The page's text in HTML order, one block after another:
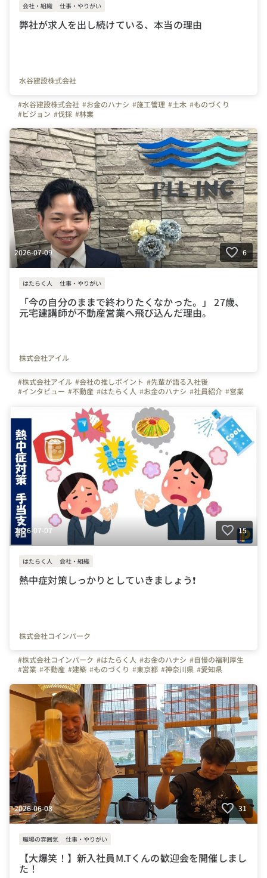
会社・組織 仕事・やりがい
弊社が求人を出し続けている、本当の理由
水谷建設株式会社
#水谷建設株式会社 #お金のハナシ #施工管理 #土木 #ものづくり
#ビジョン #伐採 #林業
2026-07-09 6
はたらく人 仕事・やりがい
「今の自分のままで終わりたくなかった。」 27歳、
元宅建講師が不動産営業へ飛び込んだ理由。
株式会社アイル
#株式会社アイル #会社の推しポイント #先輩が語る入社後
#インタビュー #不動産 #はたらく人 #お金のハナシ #社員紹介 #営業
2026-07-07 15
はたらく人 会社・組織
熱中症対策しっかりとしていきましょう❗️
株式会社コインパーク
#株式会社コインパーク #はたらく人 #お金のハナシ #自慢の福利厚生
#営業 #不動産 #建築 #ものづくり #東京都 #神奈川県 #愛知県
2026-06-08 31
職場の雰囲気 仕事・やりがい
【大爆笑！】新入社員M.Tくんの歓迎会を開催しまし
た！